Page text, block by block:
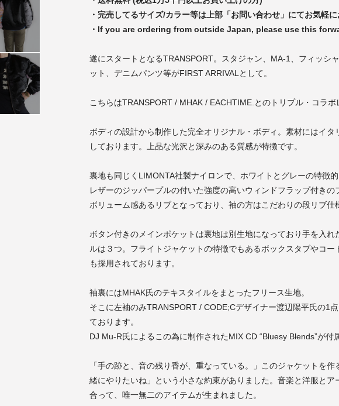
・完売してるサイズ/カラー等は上部「お問い合わせ」にてお気軽に
・If you are ordering from outside Japan, please use this
遂にスタートとなるTRANSPORT。スタジャン、MA-1、フィッシ
ット、デニムパンツ等がFIRST ARRIVALとして。
こちらはTRANSPORT / MHAK / EACHTIME.とのトリプル・コラボ
ボディの設計から制作した完全オリジナル・ボディ。素材にはイタ
しております。上品な光沢と深みのある質感が特徴です。
裏地も同じくLIMONTA社製ナイロンで、ホワイトとグレーの特徴的
レザーのジッパープルの付いた強度の高いウィンドフラップ付き
ボリューム感あるリブとなっており、袖の方はこだわりの段リブ仕
ボタン付きのメインポケットは裏地は別生地になっており手を入
ルは３つ。フライトジャケットの特徴でもあるボックスタブやコー
も採用されております。
袖裏にはMHAK氏のテキスタイルをまとったフリース生地。
そこに左袖のみTRANSPORT / CODE;Cデザイナー渡辺陽平氏の1
ております。
DJ Mu-R氏によるこの為に制作されたMIX CD “Bluesy Blends”が付
「手の跡と、音の残り香が、重なっている。」このジャケットを
緒にやりたいね」という小さな約束がありました。音楽と洋服とア
合って、唯一無二のアイテムが生まれました。